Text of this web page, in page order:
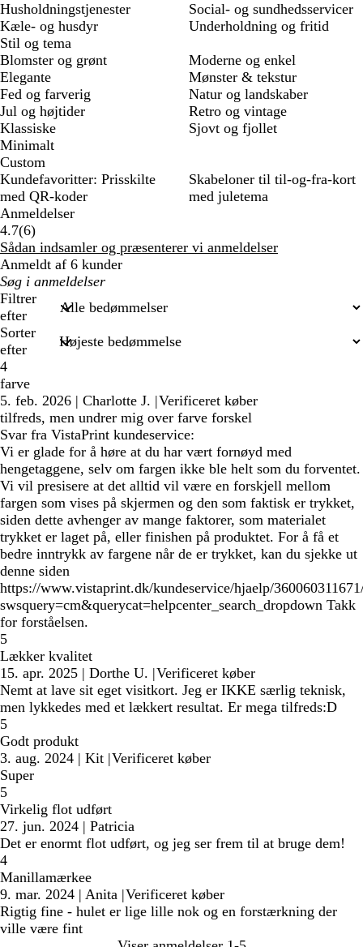
Husholdningstjenester
Kæle- og husdyr
Social- og sundhedsservicer
Underholdning og fritid
Stil og tema
Blomster og grønt
Elegante
Fed og farverig
Jul og højtider
Klassiske
Minimalt
Moderne og enkel
Mønster & tekstur
Natur og landskaber
Retro og vintage
Sjovt og fjollet
Custom
Kundefavoritter: Prisskilte
med QR-koder
Skabeloner til til-og-fra-kort
med juletema
Anmeldelser
4.7(66
anmeldelser
)
Sådan indsamler og præsenterer vi anmeldelser
Anmeldt af 6 kunder
Min
søgetekst
Filtrer
efter
Sorter
efter
4
farve
5. feb. 2026 | Charlotte J. |Verificeret køber
tilfreds, men undrer mig over farve forskel
Svar fra VistaPrint kundeservice:
Vi er glade for å høre at du har vært fornøyd med
hengetaggene, selv om fargen ikke ble helt som du forventet.
Vi vil presisere at det alltid vil være en forskjell mellom
fargen som vises på skjermen og den som faktisk er trykket,
siden dette avhenger av mange faktorer, som materialet
trykket er laget på, eller finishen på produktet. For å få et
bedre inntrykk av fargene når de er trykket, kan du sjekke ut
denne siden
https://www.vistaprint.dk/kundeservice/hjaelp/
swsquery=cm&querycat=helpcenter_search_dropdown Takk
for forståelsen.
5
Lækker kvalitet
15. apr. 2025 | Dorthe U. |Verificeret køber
Nemt at lave sit eget visitkort. Jeg er IKKE særlig teknisk,
men lykkedes med et lækkert resultat. Er mega tilfreds:D
5
Godt produkt
3. aug. 2024 | Kit |Verificeret køber
Super
5
Virkelig flot udført
27. jun. 2024 | Patricia
Det er enormt flot udført, og jeg ser frem til at bruge dem!
4
Manillamærkee
9. mar. 2024 | Anita |Verificeret køber
Rigtig fine - hulet er lige lille nok og en forstærkning der
ville være fint